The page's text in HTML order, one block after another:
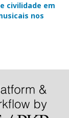
civilidade em
nos